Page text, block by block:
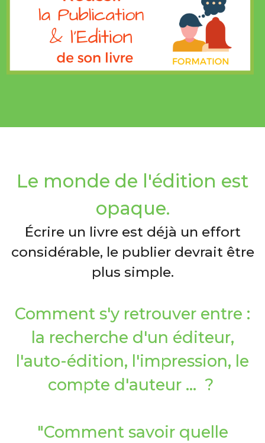
Le monde de l'édition est
opaque.
Écrire un livre est déjà un effort
considérable, le publier devrait être
plus simple.
Comment s'y retrouver entre :
la recherche d'un éditeur,
l'auto-édition, l'impression, le
compte d'auteur ... ?
"Comment savoir quelle